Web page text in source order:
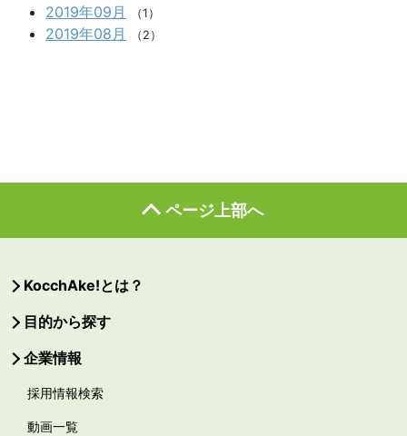
2019年09月 （1）
2019年08月 （2）
ページ上部へ
KocchAke!とは？
目的から探す
企業情報
採用情報検索
動画一覧